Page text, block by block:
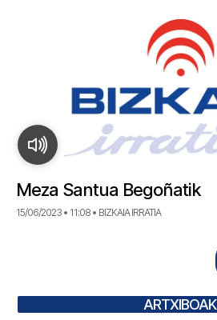
Meza Santua Begoñatik
15/06/2023 • 11:08 • BIZKAIA IRRATIA
ARTXIBOAK